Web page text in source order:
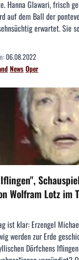
Hanna Glawari, frisch
auf dem Ball der
erwartet. Sie
06.08.2022
NewsOper
Wolfram Lotz im
ist klar: Erzengel
werden zur Erde
Dörfchens